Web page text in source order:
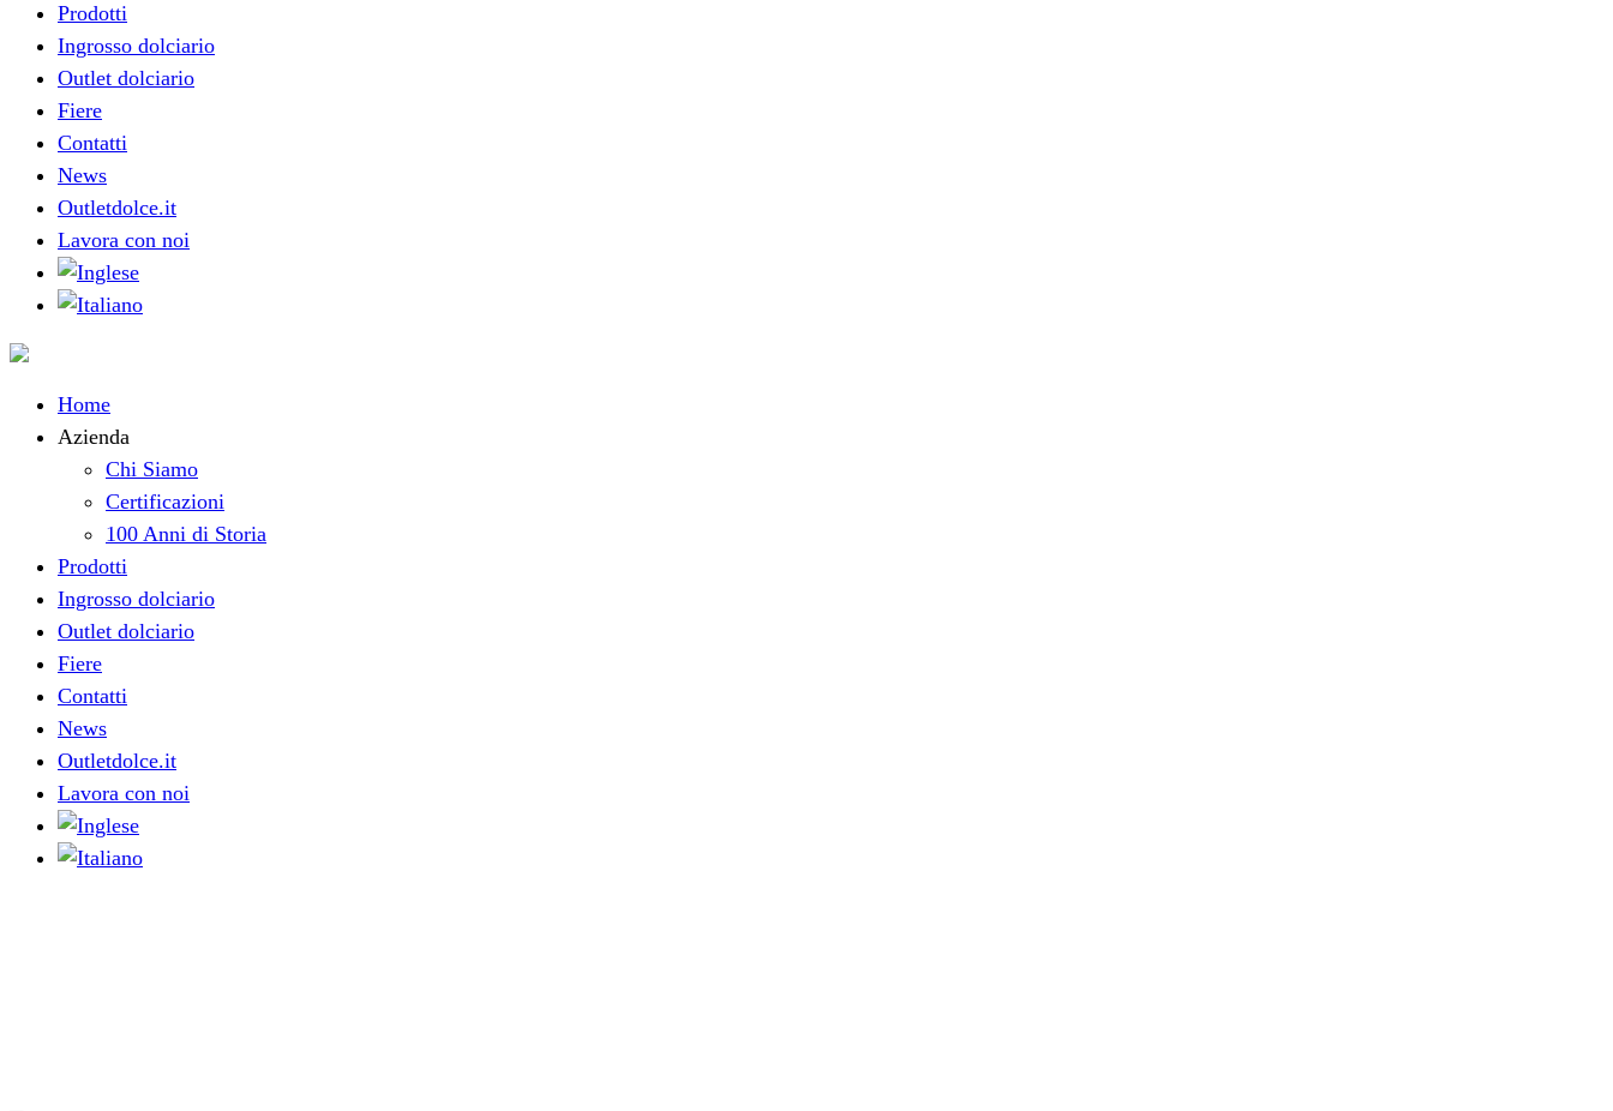
Prodotti
Ingrosso dolciario
Outlet dolciario
Fiere
Contatti
News
Outletdolce.it
Lavora con noi
Home
Azienda
Chi Siamo
Certificazioni
100 Anni di Storia
Prodotti
Ingrosso dolciario
Outlet dolciario
Fiere
Contatti
News
Outletdolce.it
Lavora con noi